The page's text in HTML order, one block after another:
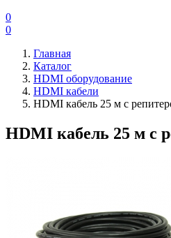
0
0
Главная
Каталог
HDMI оборудование
HDMI кабели
HDMI кабель 25 м с
HDMI кабель 25 м с